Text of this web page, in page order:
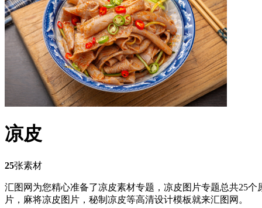
凉皮
25张素材
汇图网为您精心准备了凉皮素材专题，凉皮图片专题总共25
片，麻将凉皮图片，秘制凉皮等高清设计模板就来汇图网。